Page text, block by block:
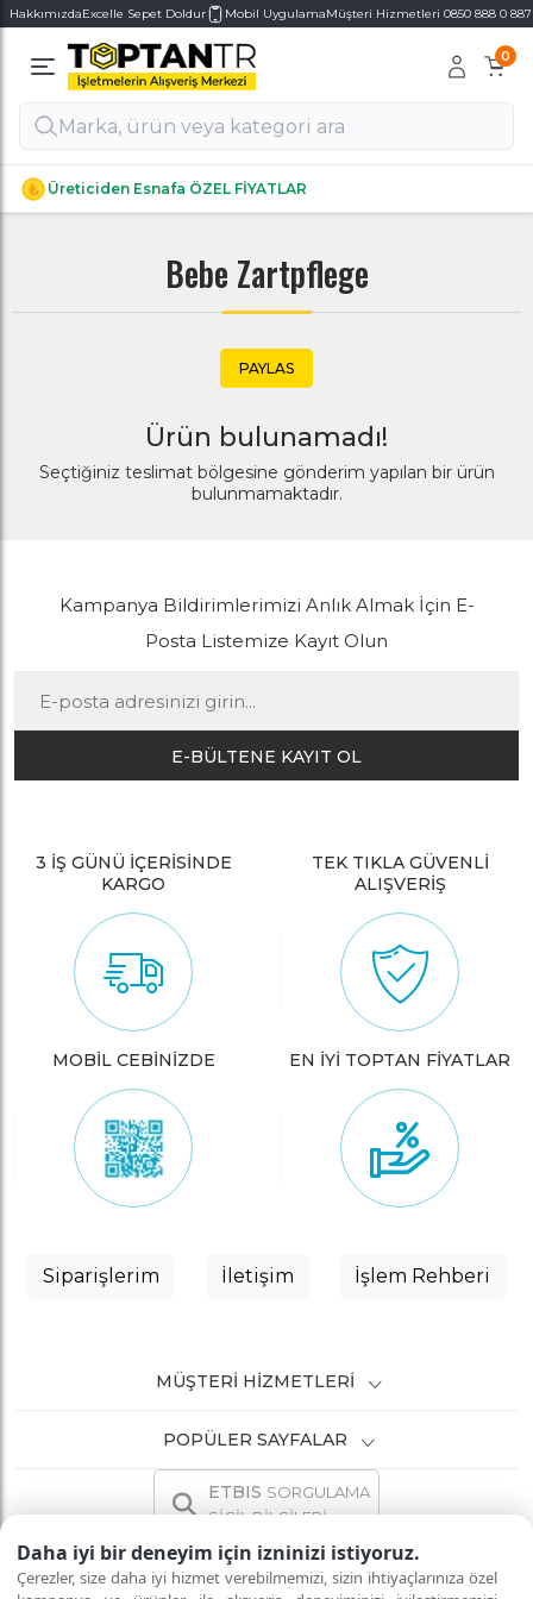
Daha iyi bir deneyim için izninizi istiyoruz.
Çerezler, size daha iyi hizmet verebilmemizi, sizin ihtiyaçlarınıza özel
HakkımızdaExcelle Sepet Doldur Mobil UygulamaMüşteri Hizmetleri 0850 888 0 887
0
Üreticiden Esnafa ÖZEL FİYATLAR
Alt Kategoriler
Alt Kategoriler
Bebe Zartpflege
PAYLAS
Ürün bulunamadı!
Seçtiğiniz teslimat bölgesine gönderim yapılan bir ürün
bulunmamaktadır.
Kampanya Bildirimlerimizi Anlık Almak İçin E-
Posta Listemize Kayıt Olun
E-BÜLTENE KAYIT OL
3 İŞ GÜNÜ İÇERİSİNDE
KARGO
TEK TIKLA GÜVENLİ
ALIŞVERİŞ
MOBİL CEBİNİZDE EN İYİ TOPTAN FİYATLAR
Siparişlerim İletişim İşlem Rehberi
MÜŞTERI HIZMETLERI
POPÜLER SAYFALAR
ETBIS SORGULAMA
SİCİL BİLGİLERİ